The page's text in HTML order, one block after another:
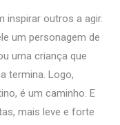
inspirar outros a agir.
um personagem de
uma criança que
termina. Logo,
é um caminho. E
mais leve e forte